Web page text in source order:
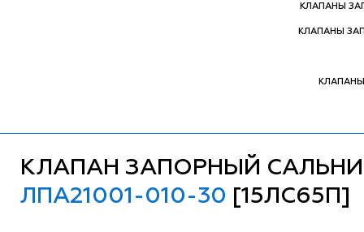
КЛАПАНЫ
КЛАПАНЫ
КЛАПАН ЗАПОРНЫЙ
ЛПА21001-010-30 [15ЛС65П]